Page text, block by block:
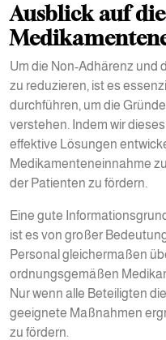
Ausblick auf
Um die Non-Adhärenz und
zu reduzieren, ist es
durchführen, um die
verstehen. Indem wir
effektive Lösungen
Medikamenteneinnahme
der Patienten zu fördern.
Eine gute
ist es von großer
Personal gleichermaßen
ordnungsgemäßen
Nur wenn alle Beteiligten
geeignete Maßnahmen
zu fördern.